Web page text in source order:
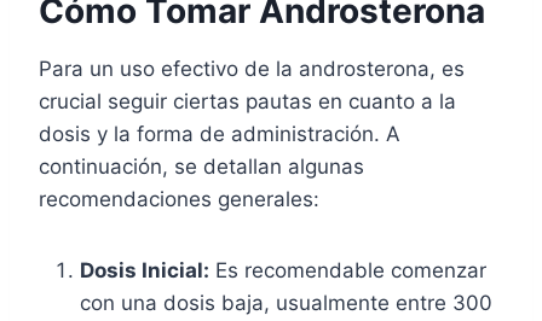
Cómo Tomar Androsterona
Para un uso efectivo de la androsterona, es
crucial seguir ciertas pautas en cuanto a la
dosis y la forma de administración. A
continuación, se detallan algunas
recomendaciones generales:
Dosis Inicial: Es recomendable comenzar
con una dosis baja, usualmente entre 300